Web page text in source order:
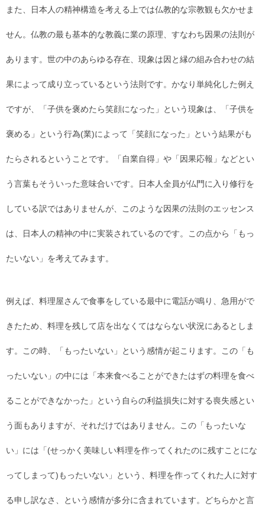
また、日本人の精神構造を考える上では仏教的な宗教観も欠かせま
せん。仏教の最も基本的な教義に業の原理、すなわち因果の法則が
あります。世の中のあらゆる存在、現象は因と縁の組み合わせの結
果によって成り立っているという法則です。かなり単純化した例え
ですが、「子供を褒めたら笑顔になった」という現象は、「子供を
褒める」という行為(業)によって「笑顔になった」という結果がも
たらされるということです。「自業自得」や「因果応報」などとい
う言葉もそういった意味合いです。日本人全員が仏門に入り修行を
している訳ではありませんが、このような因果の法則のエッセンス
は、日本人の精神の中に実装されているのです。この点から「もっ
たいない」を考えてみます。
例えば、料理屋さんで食事をしている最中に電話が鳴り、急用がで
きたため、料理を残して店を出なくてはならない状況にあるとしま
す。この時、「もったいない」という感情が起こります。この「も
ったいない」の中には「本来食べることができたはずの料理を食べ
ることができなかった」という自らの利益損失に対する喪失感とい
う面もありますが、それだけではありません。この「もったいな
い」には「(せっかく美味しい料理を作ってくれたのに残すことにな
ってしまって)もったいない」という、料理を作ってくれた人に対す
る申し訳なさ、という感情が多分に含まれています。どちらかと言